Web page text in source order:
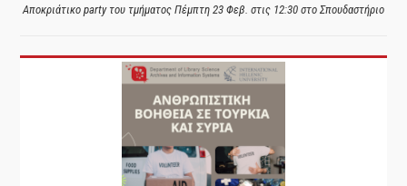
Αποκριάτικο party του τμήματος Πέμπτη 23 Φεβ. στις 12:30 στο Σπουδαστήριο